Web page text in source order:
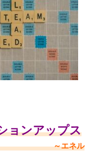
ョンアップス
～エネル